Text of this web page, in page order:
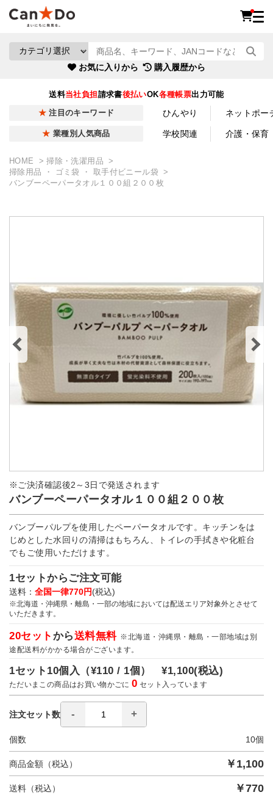
お気に入りから 購入履歴から
送料当社負担請求書後払いOK各種帳票出力可能
注目のキーワード ひんやり ネットポー
業種別人気商品 学校関連 介護・保育
HOME
掃除・洗濯用品
掃除用品 ・ ゴミ袋 ・ 取手付ビニール袋
バンブーペーパータオル１００組２００枚
※ご決済確認後2～3日で発送されます
バンブーペーパータオル１００組２００枚
バンブーパルプを使用したペーパータオルです。キッチンをは
じめとした水回りの清掃はもちろん、トイレの手拭きや化粧台
でもご使用いただけます。
1セットからご注文可能
送料： 全国一律770円(税込)
※北海道・沖縄県・離島・一部の地域においては配送エリア対象外とさせて
いただきます。
20セット から送料無料 ※北海道・沖縄県・離島・一部地域は別
途配送料がかかる場合がございます。
1セット10個入（¥110 / 1個）¥1,100(税込)
ただいまこの商品はお買い物かごに0 セット入っています
注文セット数
個数 10個
商品金額（税込） ￥ 1,100
送料（税込） ￥770